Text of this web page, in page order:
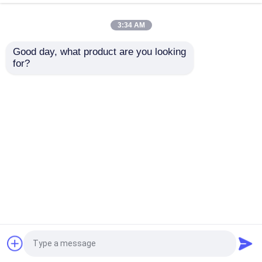
Hongum Technology (Shanghai) Co., Ltd. All
3:34 AM
Good day, what product are you looking
for?